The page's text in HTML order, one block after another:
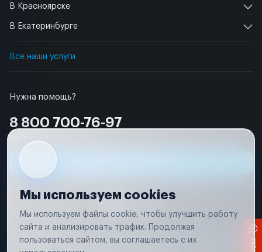
Нужна помощь?
8 800 700-76-97
В Красноярске
В Екатеринбурге
Все наши услуги
Условия использования
Вся информация, представленная на сайте, носит исключительно
Мы используем cookies
Мы используем файлы cookie, чтобы улучшить работу
сайта и анализировать трафик. Продолжая
пользоваться сайтом, вы соглашаетесь с их